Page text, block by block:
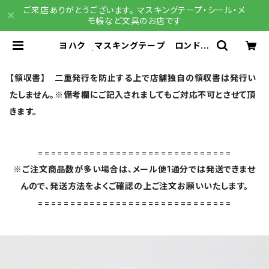
ご来店ありがとうございます。 マスキングテープ・シール・メ
モ帳など文具のお店です
ヨハク マスキングテープ ロンド
【領収書】 二重発行を防止する上で店舗独自の領収書は発行い
たしません。※備考欄にご記入されましてもご対応不可とさせて頂
きます。
==============================
※ご注文商品数が多い場合は、メール便1通分では発送できませ
んので、発送方法をよくご確認の上ご注文お願いいたします。
==============================